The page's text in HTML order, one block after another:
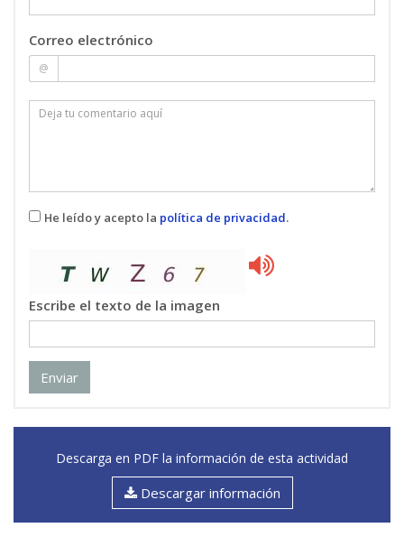
Correo electrónico
@
He leído y acepto la política de privacidad.
Escribe el texto de la imagen
Enviar
Descarga en PDF la información de esta actividad
Descargar información